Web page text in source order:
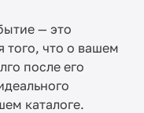
— это
того, что о вашем
после его
каталоге.